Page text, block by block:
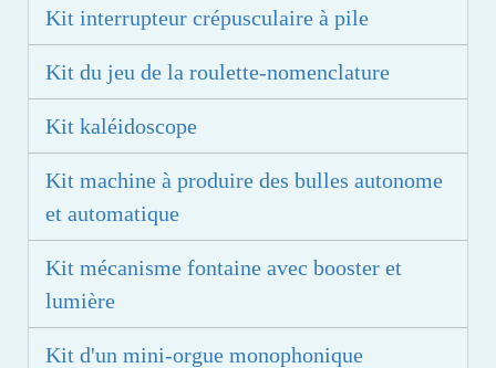
Kit interrupteur crépusculaire à pile
Kit du jeu de la roulette-nomenclature
Kit kaléidoscope
Kit machine à produire des bulles autonome
et automatique
Kit mécanisme fontaine avec booster et
lumière
Kit d'un mini-orgue monophonique